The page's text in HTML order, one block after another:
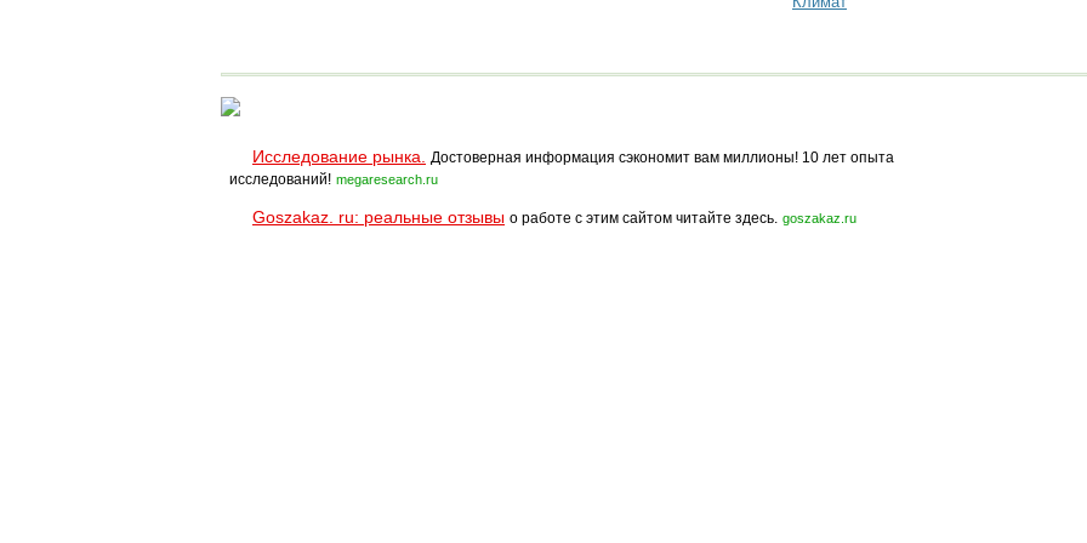
Исследование рынка.
Достоверная информация сэкономит вам миллионы! 10 лет опыта
исследований! megaresearch.ru
Goszakaz. ru: реальные отзывы о работе с этим сайтом читайте здесь. goszakaz.ru